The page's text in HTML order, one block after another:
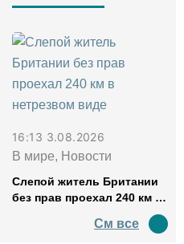
16:13 3.08.2026
В мире, Новости
Слепой житель Британии
без прав проехал 240 км в
См все